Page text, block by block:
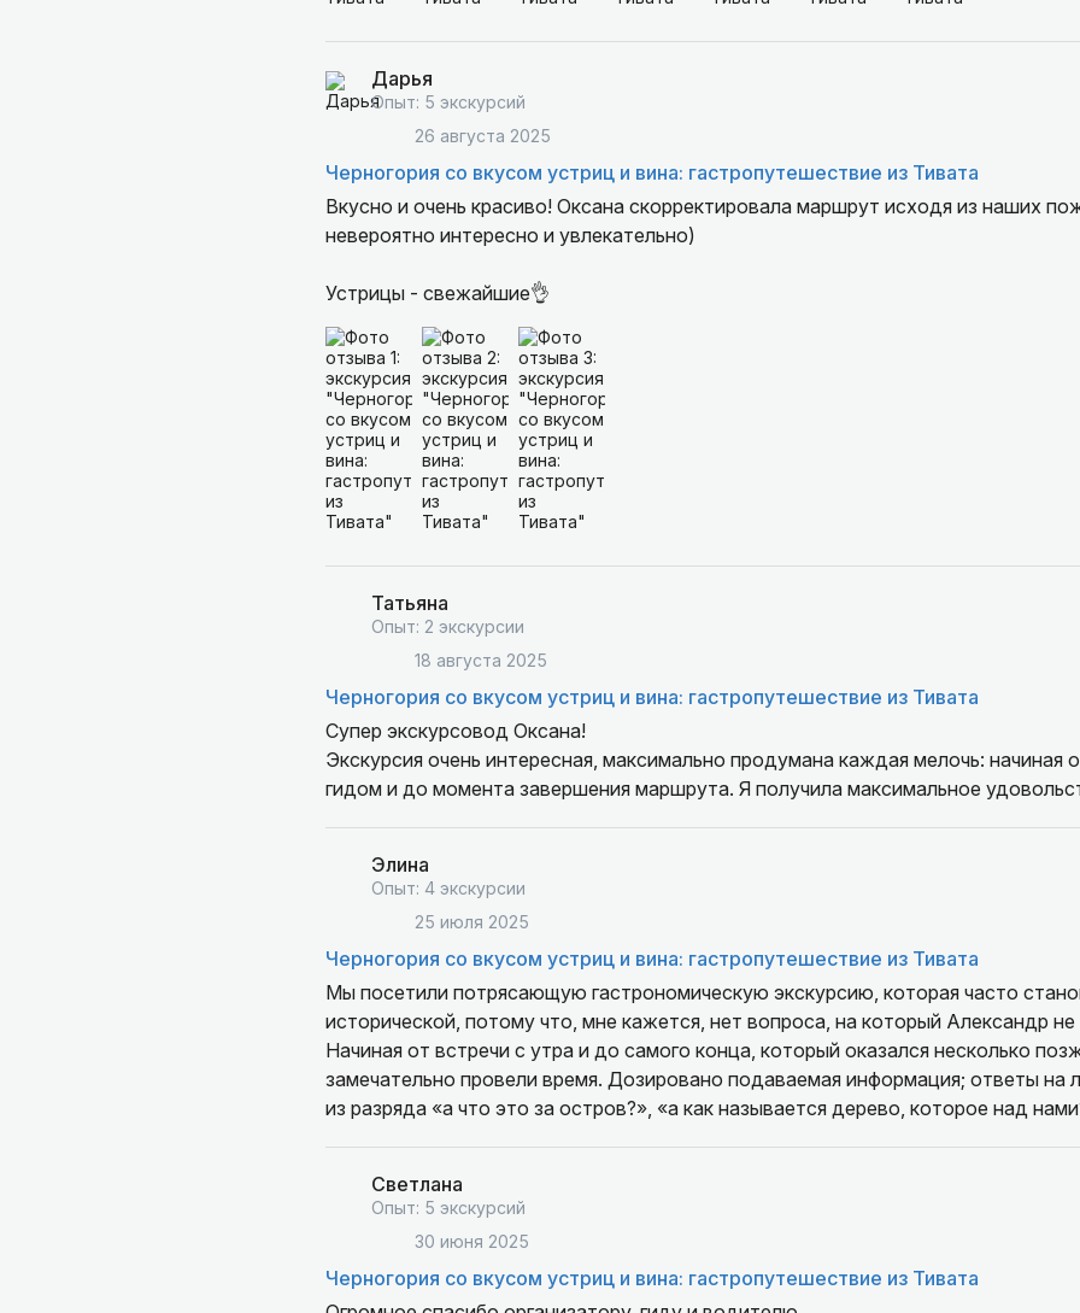
Дарья
Опыт: 5 экскурсий
26 августа 2025
Черногория со вкусом устриц и вина: гастропутешествие из Тивата
Вкусно и очень красиво! Оксана скорректировала маршрут исходя из наших
невероятно интересно и увлекательно)
Устрицы - свежайшие👌
Татьяна
Опыт: 2 экскурсии
18 августа 2025
Черногория со вкусом устриц и вина: гастропутешествие из Тивата
Супер экскурсовод Оксана!
Экскурсия очень интересная, максимально продумана каждая мелочь: начиная
гидом и до момента завершения маршрута. Я получила максимальное
Элина
Опыт: 4 экскурсии
25 июля 2025
Черногория со вкусом устриц и вина: гастропутешествие из Тивата
Мы посетили потрясающую гастрономическую экскурсию, которая часто
исторической, потому что, мне кажется, нет вопроса, на который Александр
Начиная от встречи с утра и до самого конца, который оказался несколько
замечательно провели время. Дозировано подаваемая информация; ответы
из разряда «а что это за остров?», «а как называется дерево, которое над
интересно, с юмором, приветливо и очень-очень хорошо!!! Мне кажется,
Александр нам очень четко обрисовал, детально! И очень индивидуально
возникают какие-то трудности во время этого маленького путешествия,
они останутся незаметными. Огромное, огромнейшее спасибо за уделенное
Светлана
Опыт: 5 экскурсий
30 июня 2025
Черногория со вкусом устриц и вина: гастропутешествие из Тивата